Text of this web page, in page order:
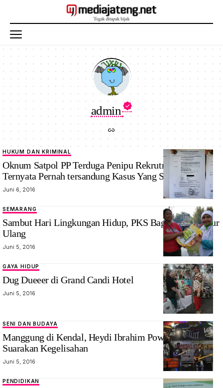
admin
HUKUM DAN KRIMINAL
Oknum Satpol PP Terduga Penipu Rekrutmen PNS
Ternyata Pernah tersandung Kasus Yang Sama
Juni 6, 2016
SEMARANG
Sambut Hari Lingkungan Hidup, PKS Bagikan Tas Daur
Ulang
Juni 5, 2016
GAYA HIDUP
Dug Dueeer di Grand Candi Hotel
Juni 5, 2016
SENI DAN BUDAYA
Manggung di Kendal, Heydi Ibrahim Powerslave
Suarakan Kegelisahan
Juni 5, 2016
PENDIDIKAN